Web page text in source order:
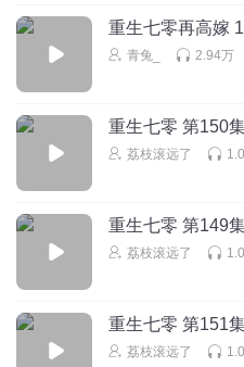
重生七零再高嫁
青兔_ 2.94万
重生七零 第150
荔枝滚远了
重生七零 第149
荔枝滚远了
重生七零 第151
荔枝滚远了